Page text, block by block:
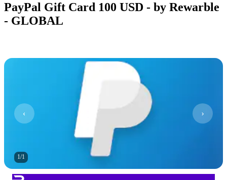
PayPal Gift Card 100 USD - by Rewarble
- GLOBAL
1/1